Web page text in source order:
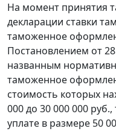
На момент принятия
декларации ставки
таможенное
Постановлением от
названным
таможенное
стоимость которых
000 до 30 000 000
уплате в размере 50